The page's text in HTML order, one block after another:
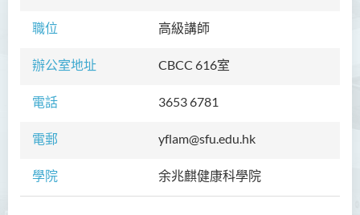
職位 高級講師
辦公室地址 CBCC 616室
電話 3653 6781
電郵 yflam@sfu.edu.hk
學院 余兆麒健康科學院
院長的話
課程概覽
Community Health Conference